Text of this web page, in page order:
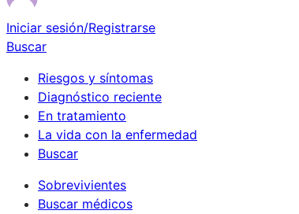
Iniciar sesión/Registrarse
Buscar
Riesgos y síntomas
Diagnóstico reciente
En tratamiento
La vida con la enfermedad
Buscar
Sobrevivientes
Buscar médicos